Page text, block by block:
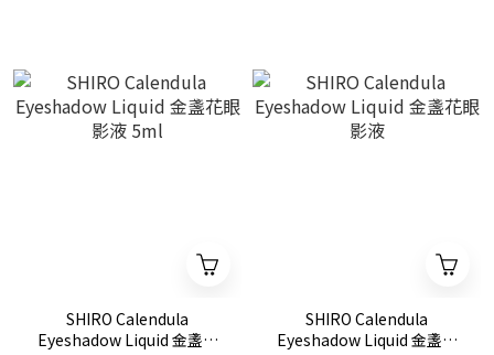
SHIRO Calendula
Eyeshadow Liquid 金盞花
SHIRO Calendula
Eyeshadow Liquid 金盞花